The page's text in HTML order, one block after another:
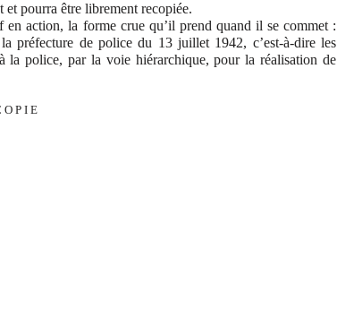
pourra être librement recopiée.
action, la forme crue qu’il prend quand il se commet :
préfecture de police du 13 juillet 1942, c’est-à-dire les
la police, par la voie hiérarchique, pour la réalisation de
I E